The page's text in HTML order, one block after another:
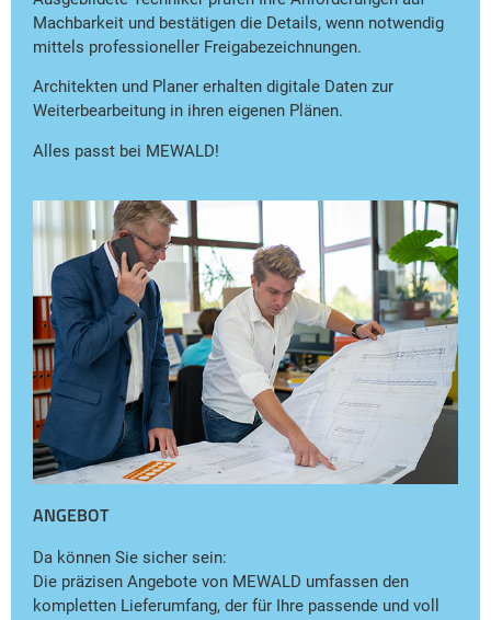
Machbarkeit und bestätigen die Details, wenn notwendig
mittels professioneller Freigabezeichnungen.
Architekten und Planer erhalten digitale Daten zur
Weiterbearbeitung in ihren eigenen Plänen.
Alles passt bei MEWALD!
ANGEBOT
Da können Sie sicher sein:
Die präzisen Angebote von MEWALD umfassen den
kompletten Lieferumfang, der für Ihre passende und voll